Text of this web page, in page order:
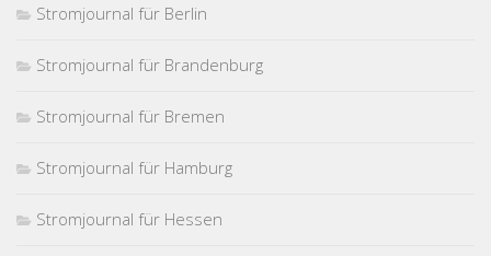
Stromjournal für Berlin
Stromjournal für Brandenburg
Stromjournal für Bremen
Stromjournal für Hamburg
Stromjournal für Hessen